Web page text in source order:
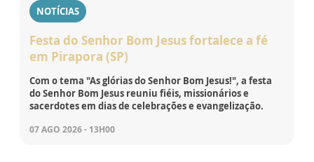
NOTÍCIAS
Festa do Senhor Bom Jesus fortalece a fé
em Pirapora (SP)
Com o tema "As glórias do Senhor Bom Jesus!", a festa
do Senhor Bom Jesus reuniu fiéis, missionários e
sacerdotes em dias de celebrações e evangelização.
07 AGO 2026 - 13H00